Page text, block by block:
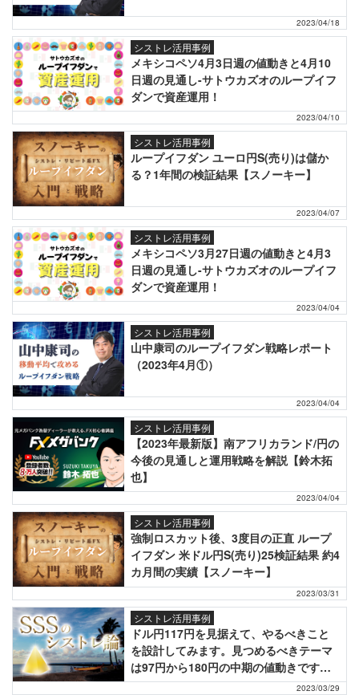
2023/04/18
シストレ活用事例
メキシコペソ4月3日週の値動きと4月10
日週の見通し-サトウカズオのループイフ
ダンで資産運用！
2023/04/10
シストレ活用事例
ループイフダン ユーロ円S(売り)は儲か
る？1年間の検証結果【スノーキー】
2023/04/07
シストレ活用事例
メキシコペソ3月27日週の値動きと4月3
日週の見通し-サトウカズオのループイフ
ダンで資産運用！
2023/04/04
シストレ活用事例
山中康司のループイフダン戦略レポート
（2023年4月①）
2023/04/04
シストレ活用事例
【2023年最新版】南アフリカランド/円の
今後の見通しと運用戦略を解説【鈴木拓
也】
2023/04/04
シストレ活用事例
強制ロスカット後、3度目の正直 ループ
イフダン 米ドル円S(売り)25検証結果 約4
カ月間の実績【スノーキー】
2023/03/31
シストレ活用事例
ドル円117円を見据えて、やるべきこと
を設計してみます。見つめるべきテーマ
は97円から180円の中期の値動きです
ね。【SSS】
2023/03/29